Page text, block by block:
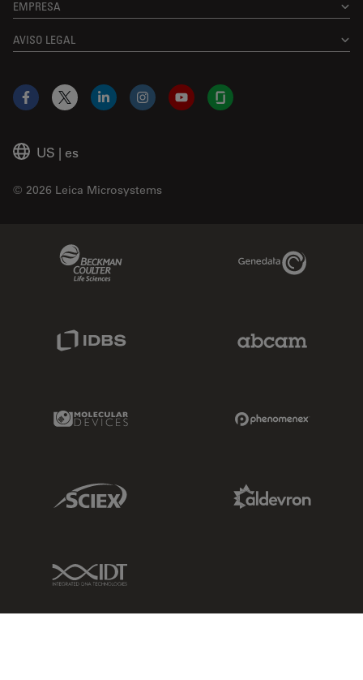
EMPRESA
AVISO LEGAL
US | es
© 2026 Leica Microsystems
Facebook
X LinkedInInstagramYouTubeGlassdoor
Genedata Link
Molecular Devices Link
Sciex Link
IDT Link